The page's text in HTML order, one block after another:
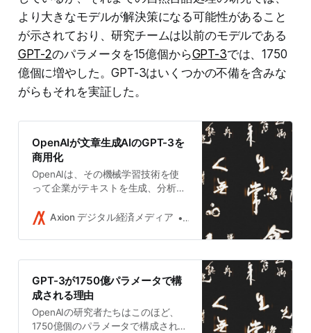
より大きなモデルが解決策になる可能性があること
が示されており、研究チームは以前のモデルである
GPT-2のパラメータを15億個からGPT-3では、1750
億個に増やした。GPT-3はいくつかの不備を含みな
がらもそれを実証した。
OpenAIが文章生成AIのGPT-3を
商用化
OpenAIは、その機械学習技術を使
って企業がテキストを生成、分析、
サービスを6月に開始した。マイク
ムAzureからAPI経由で同社が開発し
たテキスト生成器「GPT-3」を利用
業や学術関係者にベータ版に過ぎな
い。
Axion デジタル経済メディア Takushi Yoshida
GPT-3が1750億パラメータで構
成される理由
OpenAIの研究者たちはこのほど、
1750億個のパラメータで構成された